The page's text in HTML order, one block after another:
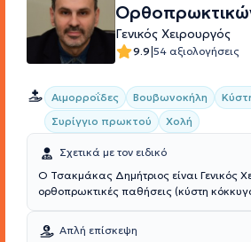
Γενικός Χειρουργός
9.9|54 αξιολογήσεις
Αιμορροΐδες Βουβωνοκήλη
Συρίγγιο πρωκτού
Χολή
Σχετικά με τον ειδικό
Ο Τσακμάκας Δημήτριος είναι Γενικός
ορθοπρωκτικές παθήσεις (κύστη
Πανεπιστημίου Θεσσαλίας. Ξεκίνησε
χειρουργός στο Νοσοκομείο Παναγία
Απλή επίσκεψη